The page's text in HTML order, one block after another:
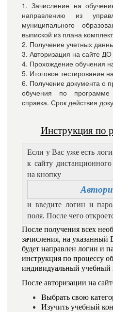
1. Зачисление на
направлению из
муниципального
выпиской из плана
2. Получение учетных
3. Авторизация на сайте ДО
4. Прохождение обучения
5. Итоговое тестирование
6. Получение документа о
обучения по
справка. Срок действия
Инструкция по
Если у Вас уже есть
к сайту
на кнопку
и введите логин и
поля. После чего
После получения всех
зачисления, на
будет направлен логин и
инструкция по процессу
индивидуальный учебный
После авторизации на
Выбрать свою
Изучить учебный